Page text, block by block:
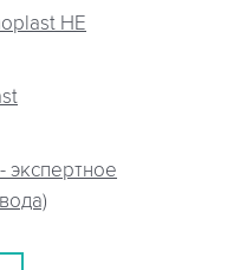
HE
экспертное